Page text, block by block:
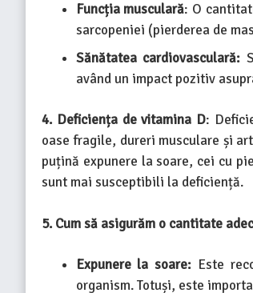
Funcția musculară: O
sarcopeniei (pierderea de
Sănătatea cardiovasculară:
având un impact pozitiv
4. Deficiența de vitamina D:
oase fragile, dureri musculare și
puțină expunere la soare, cei cu
sunt mai susceptibili la deficiență.
5. Cum să asigurăm o cantitate
Expunere la soare: Este
organism. Totuși, este